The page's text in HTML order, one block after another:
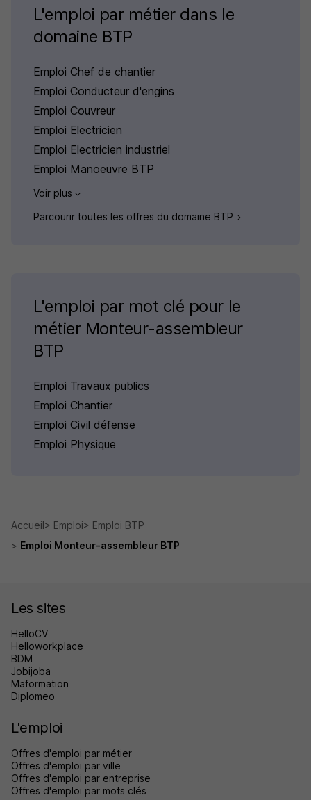
L'emploi par métier dans le
domaine BTP
Emploi Chef de chantier
Emploi Conducteur d'engins
Emploi Couvreur
Emploi Electricien
Emploi Electricien industriel
Emploi Manoeuvre BTP
Voir plus
Parcourir toutes les offres du domaine BTP
L'emploi par mot clé pour le
métier Monteur-assembleur
BTP
Emploi Travaux publics
Emploi Chantier
Emploi Civil défense
Emploi Physique
Accueil Emploi
Emploi BTP
Emploi Monteur-assembleur BTP
Les sites
HelloCV
Helloworkplace
BDM
Jobijoba
Maformation
Diplomeo
L'emploi
Offres d'emploi par métier
Offres d'emploi par ville
Offres d'emploi par entreprise
Offres d'emploi par mots clés